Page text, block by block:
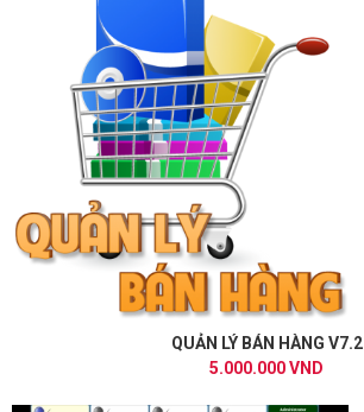
QUẢN LÝ BÁN HÀNG V7.2
5.000.000 VND